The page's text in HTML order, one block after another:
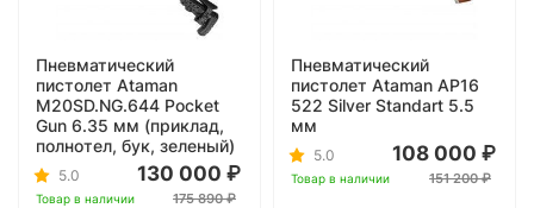
Пневматический
пистолет Ataman
M20SD.NG.644 Pocket
Gun 6.35 мм (приклад,
полнотел, бук, зеленый)
5.0
Товар в наличии
130 000
175 890
Пневматический
пистолет Ataman AP16
522 Silver Standart 5.5
мм
5.0
Товар в наличии
108 000
151 200